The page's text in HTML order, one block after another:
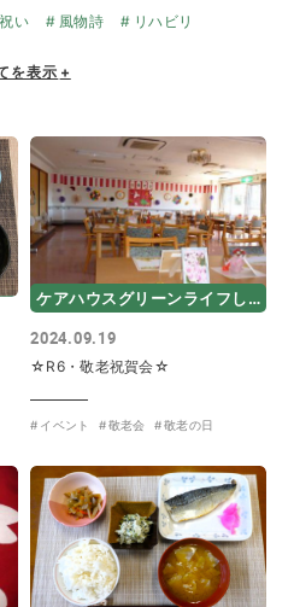
い 風物詩 リハビリ
を表示 +
ケアハウスグリーンライフしあわせ
2024.09.19
☆R6・敬老祝賀会☆
イベント 敬老会 敬老の日